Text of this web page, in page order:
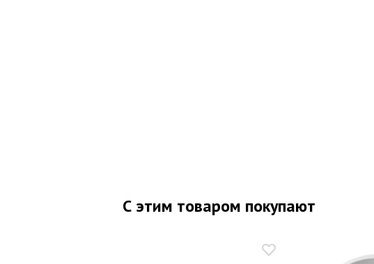
С этим товаром покупают